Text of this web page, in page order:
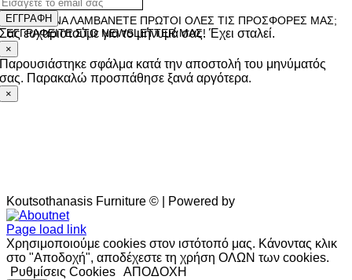
ΘΕΛΕΤΕ ΝΑ ΛΑΜΒΑΝΕΤΕ ΠΡΩΤΟΙ ΟΛΕΣ ΤΙΣ ΠΡΟΣΦΟΡΕΣ ΜΑΣ;
ΕΓΓΡΑΦΕΙΤΕ ΣΤΟ NEWSLETTER ΜΑΣ!
ΕΓΓΡΑΦΗ
Σας ευχαριστούμε για το μήνυμά σας. Έχει σταλεί.
×
Παρουσιάστηκε σφάλμα κατά την αποστολή του μηνύματός
σας. Παρακαλώ προσπάθησε ξανά αργότερα.
×
Koutsothanasis Furniture © | Powered by
Page load link
Χρησιμοποιούμε cookies στον ιστότοπό μας. Κάνοντας κλικ
στο "Αποδοχή", αποδέχεστε τη χρήση ΟΛΩΝ των cookies.
Ρυθμίσεις Cookies ΑΠΟΔΟΧΗ